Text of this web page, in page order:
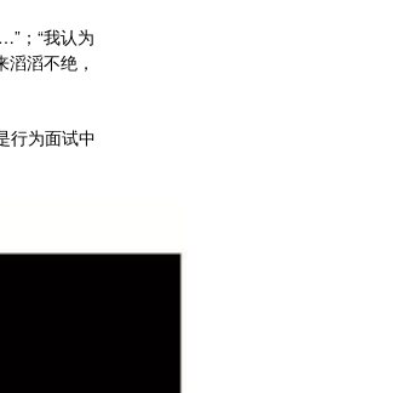
；“我认为
滔不绝，
行为面试中